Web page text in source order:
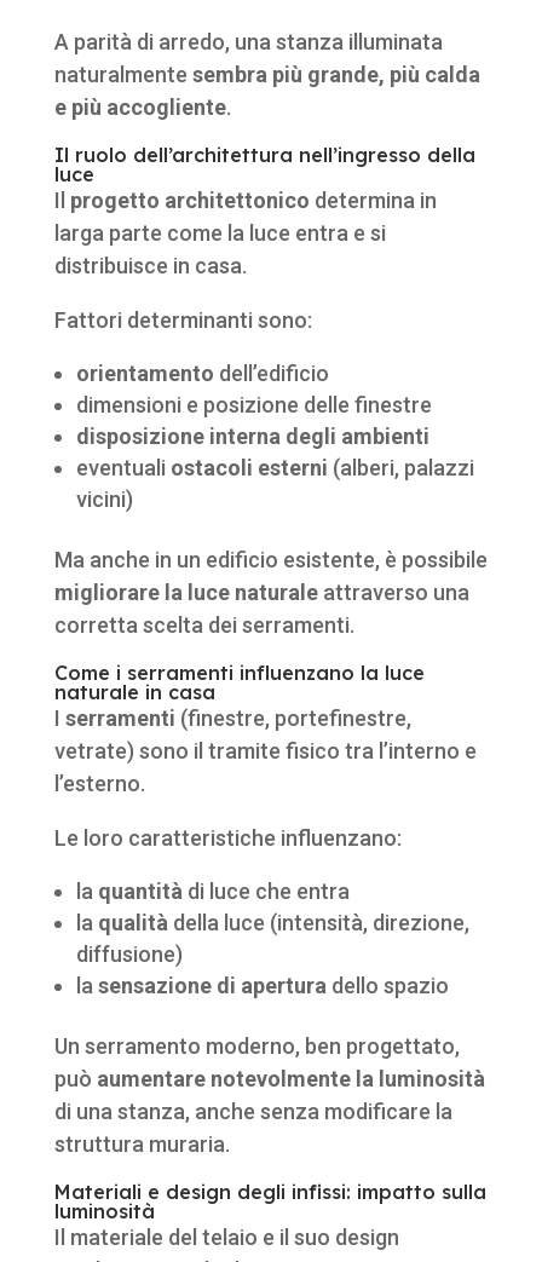
A parità di arredo, una stanza illuminata
naturalmente sembra più grande, più calda
e più accogliente.
Il ruolo dell’architettura nell’ingresso della
luce
Il progetto architettonico determina in
larga parte come la luce entra e si
distribuisce in casa.
Fattori determinanti sono:
orientamento dell’edificio
dimensioni e posizione delle finestre
disposizione interna degli ambienti
eventuali ostacoli esterni (alberi, palazzi
vicini)
Ma anche in un edificio esistente, è possibile
migliorare la luce naturaleattraverso una
corretta scelta dei serramenti.
Come i serramenti influenzano la luce
naturale in casa
I serramenti (finestre, portefinestre,
vetrate) sono il tramite fisico tra l’interno e
l’esterno.
Le loro caratteristiche influenzano:
la quantità di luce che entra
la qualità della luce (intensità, direzione,
diffusione)
la sensazione di apertura dello spazio
Un serramento moderno, ben progettato,
può aumentare notevolmente la luminosità
di una stanza, anche senza modificare la
struttura muraria.
Materiali e design degli infissi: impatto sulla
luminosità
Il materiale del telaio e il suo design